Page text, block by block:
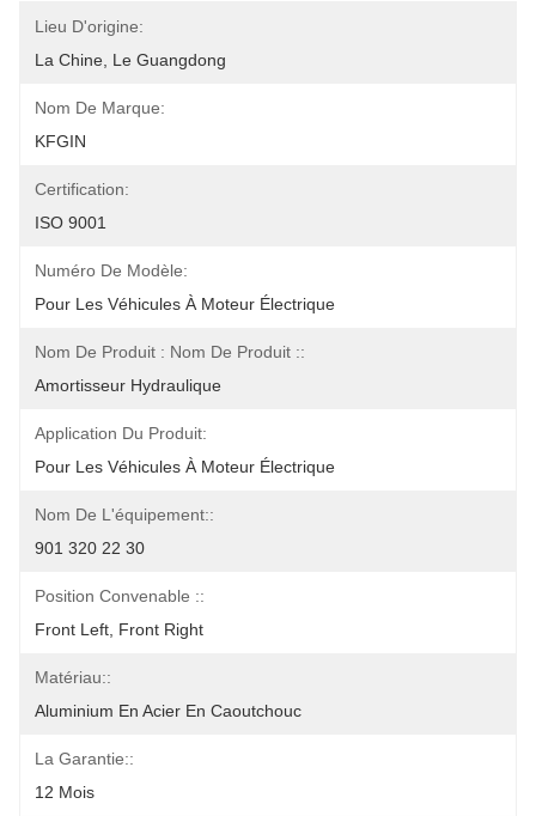
Lieu D'origine:
La Chine, Le Guangdong
Nom De Marque:
KFGIN
Certification:
ISO 9001
Numéro De Modèle:
Pour Les Véhicules À Moteur Électrique
Nom De Produit : Nom De Produit ::
Amortisseur Hydraulique
Application Du Produit:
Pour Les Véhicules À Moteur Électrique
Nom De L'équipement::
901 320 22 30
Position Convenable ::
Front Left, Front Right
Matériau::
Aluminium En Acier En Caoutchouc
La Garantie::
12 Mois